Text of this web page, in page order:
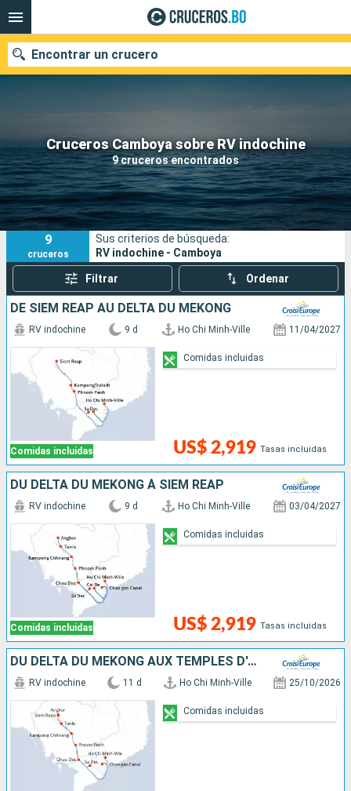
Cruceros Camboya sobre RV indochine
9 cruceros encontrados
Encontrar un crucero
Nuestros destinos
Fecha de salida
Puertos Compañías
Buscar
9
cruceros
Sus criterios de búsqueda:
RV indochine - Camboya
Filtrar Ordenar
DE SIEM REAP AU DELTA DU MÉKONG
Comidas incluidas
RV indochine 9 d Ho Chi Minh-Ville 11/04/2027
US$ 2,919 Tasas incluidas
Comidas incluidas
DU DELTA DU MÉKONG À SIEM REAP
Comidas incluidas
RV indochine 9 d Ho Chi Minh-Ville 03/04/2027
US$ 2,919 Tasas incluidas
Comidas incluidas
DU DELTA DU MÉKONG AUX TEMPLES D'ANGKOR (FORMULE PORT/PORT)
RV indochine 11 d Ho Chi Minh-Ville 25/10/2026
Comidas incluidas